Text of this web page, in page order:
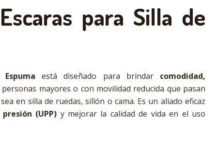
para Silla de
está diseñado para brindar comodidad,
personas mayores o con movilidad reducida que pasan
en silla de ruedas, sillón o cama. Es un aliado eficaz
(UPP) y mejorar la calidad de vida en el uso